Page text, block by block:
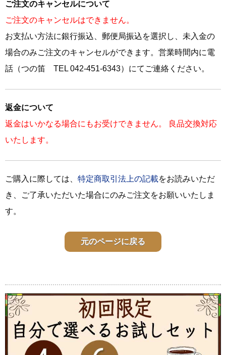
ご注文のキャンセルについて
ご注文のキャンセルはできません。
お支払い方法に銀行振込、郵便局振込を選択し、未入金の
場合のみご注文のキャンセルができます。営業時間内に電
話（つの笛 TEL 042-451-6343）にてご連絡ください。
返金について
返金はいかなる場合にもお受けできません。 良品交換対応
いたします。
ご購入に際しては、 特定商取引法上の記載をお読みいただ
き、ご了承いただいた場合にのみご注文をお願いいたしま
す。
元のページに戻る